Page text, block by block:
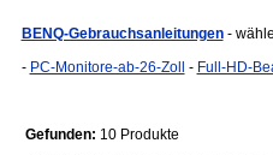
BENQ-Gebrauchsanleitungen -
- PC-Monitore-ab-26-Zoll - Full-HD-
Gefunden: 10 Produkte